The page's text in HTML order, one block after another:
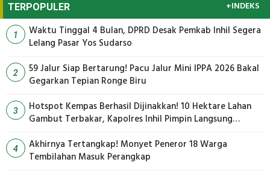
TERPOPULER +INDEKS
1
Waktu Tinggal 4 Bulan, DPRD Desak Pemkab Inhil Segera
Lelang Pasar Yos Sudarso
2
59 Jalur Siap Bertarung! Pacu Jalur Mini IPPA 2026 Bakal
Gegarkan Tepian Ronge Biru
3
Hotspot Kempas Berhasil Dijinakkan! 10 Hektare Lahan
Gambut Terbakar, Kapolres Inhil Pimpin Langsung
4
Akhirnya Tertangkap! Monyet Peneror 18 Warga
Tembilahan Masuk Perangkap